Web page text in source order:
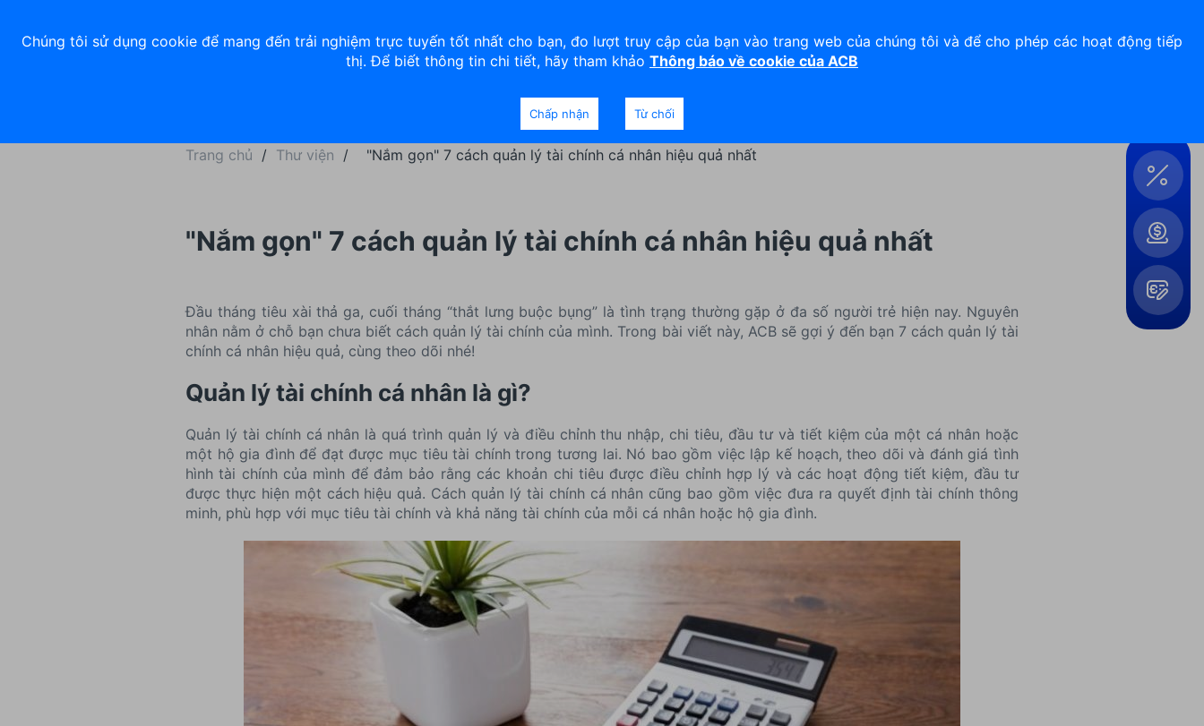
Trang chủ / Thư viện / "Nắm gọn" 7 cách quản lý tài chính cá nhân hiệu quả nhất
"Nắm gọn" 7 cách quản lý tài chính cá nhân hiệu quả nhất
Đầu tháng tiêu xài thả ga, cuối tháng “thắt lưng buộc bụng” là tình trạng thường gặp ở đa số người trẻ hiện nay. Nguyên
nhân nằm ở chỗ bạn chưa biết cách quản lý tài chính của mình. Trong bài viết này, ACB sẽ gợi ý đến bạn 7 cách quản lý tài
chính cá nhân hiệu quả, cùng theo dõi nhé!
Quản lý tài chính cá nhân là gì?
Quản lý tài chính cá nhân là quá trình quản lý và điều chỉnh thu nhập, chi tiêu, đầu tư và tiết kiệm của một cá nhân hoặc
một hộ gia đình để đạt được mục tiêu tài chính trong tương lai. Nó bao gồm việc lập kế hoạch, theo dõi và đánh giá tình
hình tài chính của mình để đảm bảo rằng các khoản chi tiêu được điều chỉnh hợp lý và các hoạt động tiết kiệm, đầu tư
được thực hiện một cách hiệu quả. Cách quản lý tài chính cá nhân cũng bao gồm việc đưa ra quyết định tài chính thông
minh, phù hợp với mục tiêu tài chính và khả năng tài chính của mỗi cá nhân hoặc hộ gia đình.
Tiện
ích
Mở
Chúng tôi sử dụng cookie để mang đến trải nghiệm trực tuyến tốt nhất cho bạn, đo lượt truy cập của bạn vào trang web của chúng tôi và để cho phép các hoạt động tiếp
thị. Để biết thông tin chi tiết, hãy tham khảo Thông báo về cookie của ACB
Chấp nhận Từ chối